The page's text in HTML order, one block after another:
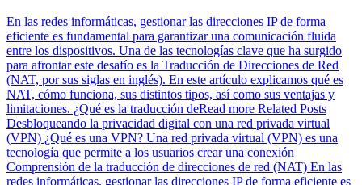
En las redes informáticas, gestionar las direcciones IP de forma
eficiente es fundamental para garantizar una comunicación fluida
entre los dispositivos. Una de las tecnologías clave que ha surgido
para afrontar este desafío es la Traducción de Direcciones de Red
(NAT, por sus siglas en inglés). En este artículo explicamos qué es
NAT, cómo funciona, sus distintos tipos, así como sus ventajas y
limitaciones. ¿Qué es la traducción deRead more Related Posts
Desbloqueando la privacidad digital con una red privada virtual
(VPN) ¿Qué es una VPN? Una red privada virtual (VPN) es una
tecnología que permite a los usuarios crear una conexión
Comprensión de la traducción de direcciones de red (NAT) En las
redes informáticas, gestionar las direcciones IP de forma eficiente es